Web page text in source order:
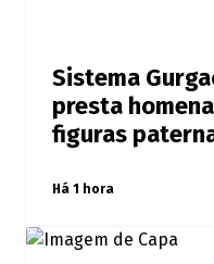
Sistema
presta
figuras
Há 1 hora